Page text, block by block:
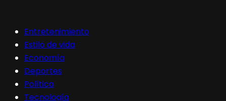
Entretenimiento
Estilo de vida
Economía
Deportes
Política
Tecnología